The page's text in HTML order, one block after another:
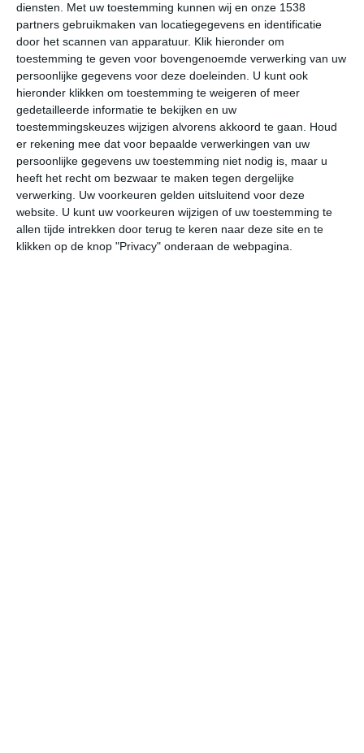
diensten. Met uw toestemming kunnen wij en onze 1538
partners gebruikmaken van locatiegegevens en identificatie
door het scannen van apparatuur. Klik hieronder om
toestemming te geven voor bovengenoemde verwerking van uw
persoonlijke gegevens voor deze doeleinden. U kunt ook
hieronder klikken om toestemming te weigeren of meer
gedetailleerde informatie te bekijken en uw
toestemmingskeuzes wijzigen alvorens akkoord te gaan. Houd
er rekening mee dat voor bepaalde verwerkingen van uw
persoonlijke gegevens uw toestemming niet nodig is, maar u
heeft het recht om bezwaar te maken tegen dergelijke
verwerking. Uw voorkeuren gelden uitsluitend voor deze
website. U kunt uw voorkeuren wijzigen of uw toestemming te
allen tijde intrekken door terug te keren naar deze site en te
klikken op de knop "Privacy" onderaan de webpagina.
wo
32° 26°
do
31° 26°
vr
30° 25°
za
30° 26° 31°
27°C 26°C 27°C
02:00 05:00 08:00 11:00 14:00
02:00 05:00 08:00 11:00 14:00